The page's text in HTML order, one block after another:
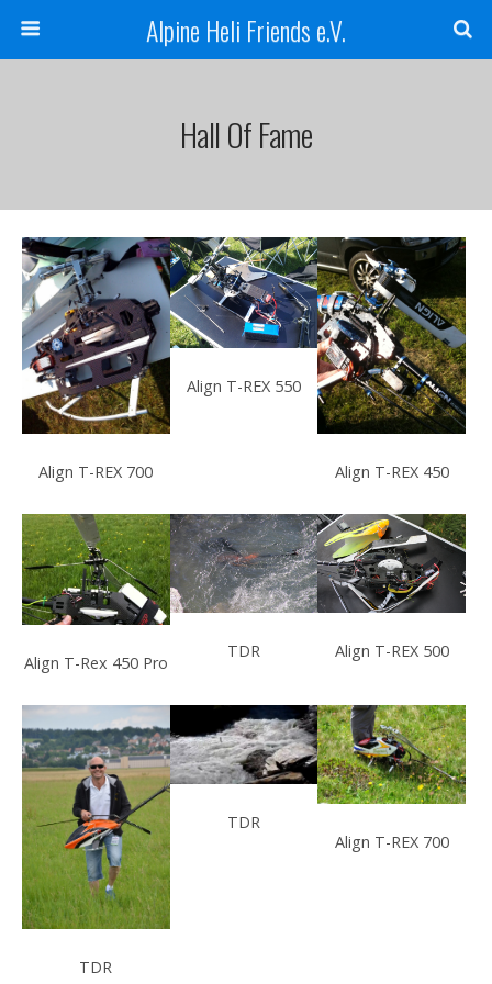
Alpine Heli Friends e.V.
Hall Of Fame
Align T-REX 700
Align T-REX 550
Align T-REX 450
Align T-Rex 450 Pro
TDR Align T-REX 500
TDR
TDR
Align T-REX 700